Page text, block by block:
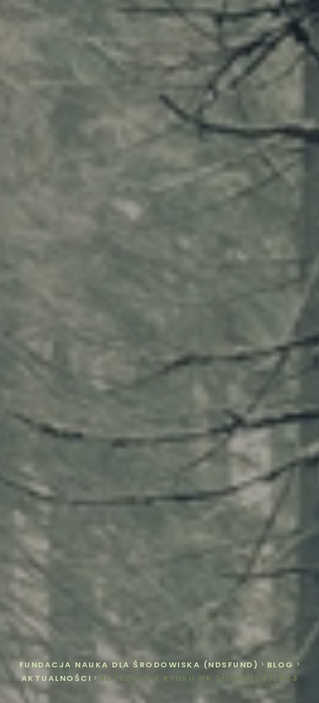
FUNDACJA NAUKA DLA ŚRODOWISKA (NDSFUND) > BLOG >
AKTUALNOŚCI > ROZEZNANIE RYNKU NR 2/CWM/04/2023